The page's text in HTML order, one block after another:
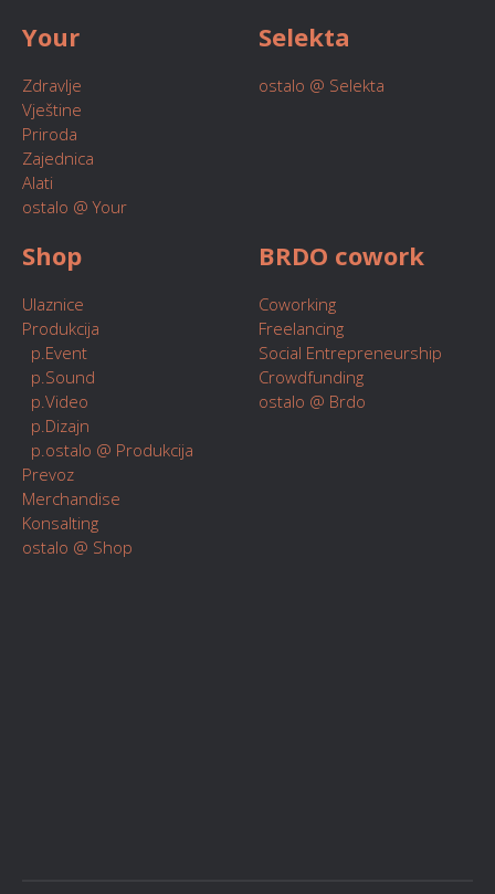
Your
Zdravlje
Vještine
Priroda
Zajednica
Alati
ostalo @ Your
Selekta
ostalo @ Selekta
Shop
Ulaznice
Produkcija
p.Event
p.Sound
p.Video
p.Dizajn
p.ostalo @ Produkcija
Prevoz
Merchandise
Konsalting
ostalo @ Shop
BRDO cowork
Coworking
Freelancing
Social Entrepreneurship
Crowdfunding
ostalo @ Brdo